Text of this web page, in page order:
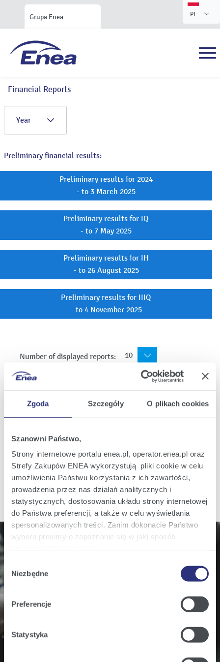
Zgoda Szczegóły O plikach cookies
Szanowni Państwo,
Strony internetowe portalu enea.pl, operator.enea.pl oraz
Strefy Zakupów ENEA wykorzystują pliki cookie w celu
umożliwienia Państwu korzystania z ich zawartości,
prowadzenia przez nas działań analitycznych i
statystycznych, dostosowania układu strony internetowej
do Państwa preferencji, a także w celu wyświetlania
spersonalizowanych treści. Zanim dokonacie Państwo
wyboru prosimy o zapoznanie się w jaki sposób
Szczegółowe informacje na ten temat znajdziecie
Polityce
zgodę na umieszczenie wszystkich rodzajów plików
cookie z których korzystamy, na Państwa urządzeniu.
Wybór
zgody
Niezbędne
Preferencje
Statystyka
Grupa Enea PL
Financial Reports
Year
Preliminary financial results:
Preliminary results for 2024
- to 3 March 2025
Preliminary results for IQ
- to 7 May 2025
Preliminary results for IH
- to 26 August 2025
Preliminary results for IIIQ
- to 4 November 2025
Number of displayed reports: 10
Current reports
Previous 12 13 14 15 16 17 18 of 92 Next
Sign up for our email notifications of all revelant